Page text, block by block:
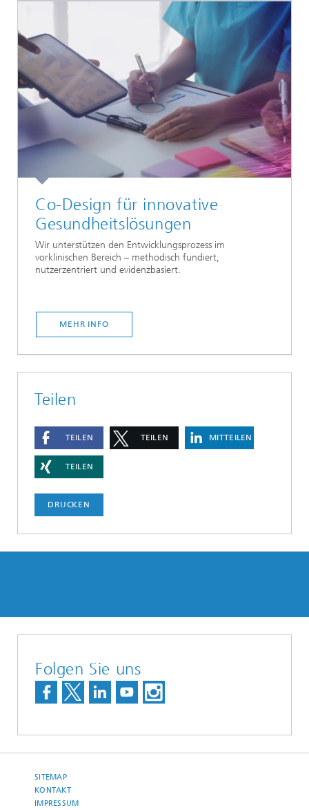
Co-Design für innovative
Gesundheitslösungen
Wir unterstützen den Entwicklungsprozess im
vorklinischen Bereich – methodisch fundiert,
nutzerzentriert und evidenzbasiert.
MEHR INFO
Teilen
TEILEN TEILEN MITTEILEN
TEILEN
DRUCKEN
Folgen Sie uns
SITEMAP
KONTAKT
IMPRESSUM